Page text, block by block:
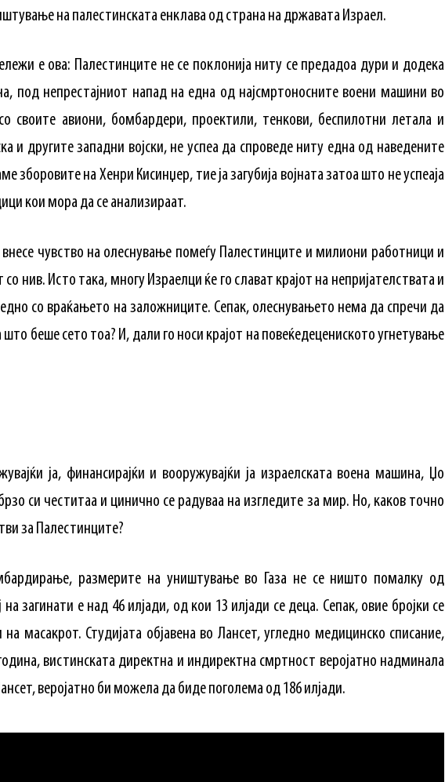
на палестинската енклава од страна на државата Израел.
е ова: Палестинците не се поклонија ниту се предадоа дури и додека
под непрестајниот напад на една од најсмртоносните воени машини во
своите авиони, бомбардери, проектили, тенкови, беспилотни летала и
и другите западни војски, не успеа да спроведе ниту една од наведените
зборовите на Хенри Кисинџер, тие ја загубија војната затоа што не успеаја
кои мора да се анализираат.
чувство на олеснување помеѓу Палестинците и милиони работници и
нив. Исто така, многу Израелци ќе го слават крајот на непријателствата и
со враќањето на заложниците. Сепак, олеснувањето нема да спречи да
беше сето тоа? И, дали го носи крајот на повеќедецениското угнетување
ја, финансирајќи и вооружувајќи ја израелската воена машина, Џо
си честитаа и цинично се радуваа на изгледите за мир. Но, каков точно
за Палестинците?
размерите на уништување во Газа не се ништо помалку од
загинати е над 46 илјади, од ​​кои 13 илјади се деца. Сепак, овие бројки се
масакрот. Студијата објавена во Лансет, угледно медицинско списание,
вистинската директна и индиректна смртност веројатно надминала
веројатно би можела да биде поголема од 186 илјади.